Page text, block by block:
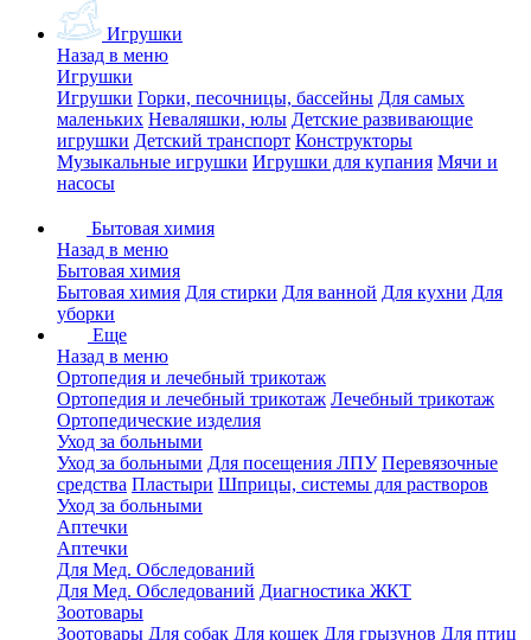
Игрушки
Назад в меню
Игрушки
Игрушки Горки, песочницы, бассейны Для самых
маленьких Неваляшки, юлы Детские развивающие
игрушки Детский транспорт Конструкторы
Музыкальные игрушки Игрушки для купания Мячи и
насосы
Бытовая химия
Назад в меню
Бытовая химия
Бытовая химия Для стирки Для ванной Для кухни Для
уборки
Еще
Назад в меню
Ортопедия и лечебный трикотаж
Ортопедия и лечебный трикотаж Лечебный трикотаж
Ортопедические изделия
Уход за больными
Уход за больными Для посещения ЛПУ Перевязочные
средства Пластыри Шприцы, системы для растворов
Уход за больными
Аптечки
Аптечки
Для Мед. Обследований
Для Мед. Обследований Диагностика ЖКТ
Зоотовары
Зоотовары Для собак Для кошек Для грызунов Для птиц